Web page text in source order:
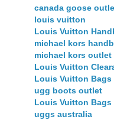
canada goose
louis vuitton
Louis Vuitton
michael kors
michael kors outlet
Louis Vuitton
Louis Vuitton Bags
ugg boots outlet
Louis Vuitton Bags
uggs australia